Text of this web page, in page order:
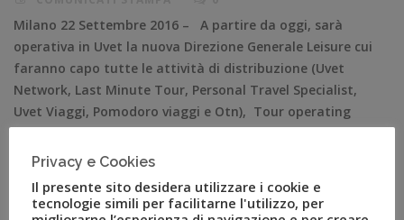
Milano 22 Settembre 2016 – A partire da oggi, sarà
operativa in Uvet la nuova Direzione Generale Leisure cui
faranno capo tutte le attività di distribuzione (Uvet
Network, Last Minute Tour, Personal Travel Specialist,
Uvet Viaggi, Pomodoro viaggi e Otn), Tour operating
(Uvetgo e World Heritage), e la gestione alberghiera e
resort (Clubviaggi Resorts). Piergiulio
Donzelli, Amministratore […]
Privacy e Cookies
Il presente sito desidera utilizzare i cookie e
tecnologie simili per facilitarne l'utilizzo, per